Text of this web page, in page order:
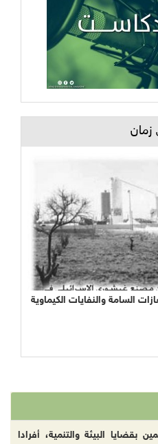
زمان
السامة والنفايات الكيماوية
بقضايا البيئة والتنمية، أفرادا